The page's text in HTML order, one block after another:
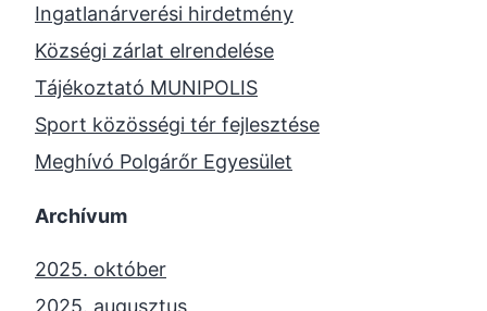
Ingatlanárverési hirdetmény
Községi zárlat elrendelése
Tájékoztató MUNIPOLIS
Sport közösségi tér fejlesztése
Meghívó Polgárőr Egyesület
Archívum
2025. október
2025. augusztus